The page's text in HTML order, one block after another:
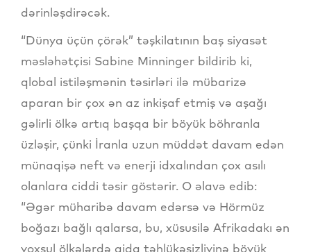
dərinləşdirəcək.
“Dünya üçün çörək” təşkilatının baş siyasət
məsləhətçisi Sabine Minninger bildirib ki,
qlobal istiləşmənin təsirləri ilə mübarizə
aparan bir çox ən az inkişaf etmiş və aşağı
gəlirli ölkə artıq başqa bir böyük böhranla
üzləşir, çünki İranla uzun müddət davam edən
münaqişə neft və enerji idxalından çox asılı
olanlara ciddi təsir göstərir. O əlavə edib:
“Əgər müharibə davam edərsə və Hörmüz
boğazı bağlı qalarsa, bu, xüsusilə Afrikadakı ən
yoxsul ölkələrdə qida təhlükəsizliyinə böyük